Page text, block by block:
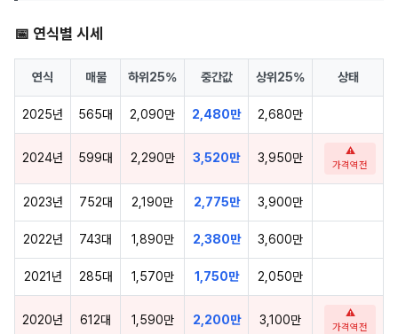
📅 연식별 시세
연식 매물 하위25% 중간값 상위25% 상태
2025년 565대 2,090만 2,480만 2,680만
2024년 599대 2,290만 3,520만 3,950만
⚠
가격역전
2023년 752대 2,190만 2,775만 3,900만
2022년 743대 1,890만 2,380만 3,600만
2021년 285대 1,570만 1,750만 2,050만
2020년 612대 1,590만 2,200만 3,100만
⚠
가격역전